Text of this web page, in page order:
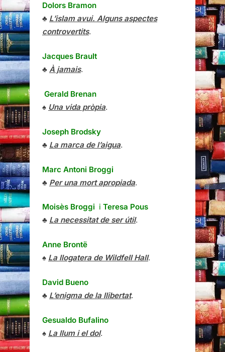
Dolors Bramon
♣ L’islam avui. Alguns aspectes
controvertits.
Jacques Brault
♣ À jamais.
Gerald Brenan
♠ Una vida pròpia.
Joseph Brodsky
♣ La marca de l’aigua.
Marc Antoni Broggi
♣ Per una mort apropiada.
Moisès Broggi i Teresa Pous
♣ La necessitat de ser útil.
Anne Brontë
♠ La llogatera de Wildfell Hall.
David Bueno
♣ L’enigma de la llibertat.
Gesualdo Bufalino
♠ La llum i el dol.